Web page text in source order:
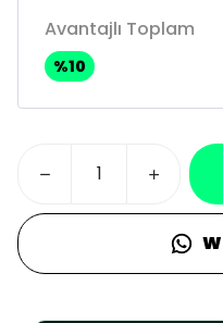
Avantajlı Toplam
%10